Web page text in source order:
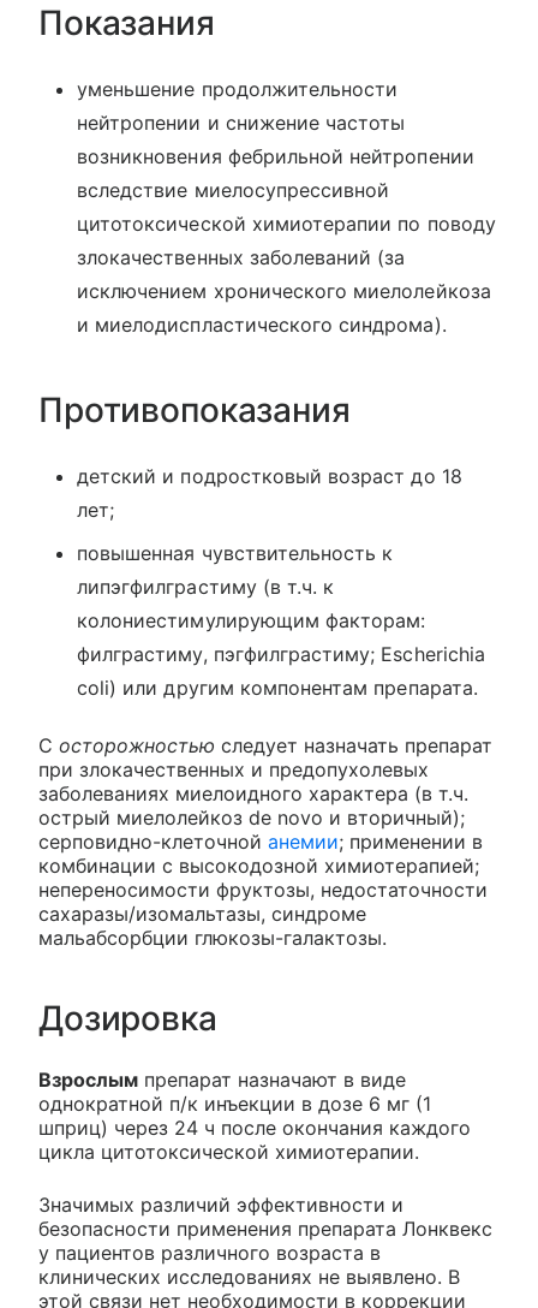
Показания
уменьшение продолжительности
нейтропении и снижение частоты
возникновения фебрильной нейтропении
вследствие миелосупрессивной
цитотоксической химиотерапии по поводу
злокачественных заболеваний (за
исключением хронического миелолейкоза
и миелодиспластического синдрома).
Противопоказания
детский и подростковый возраст до 18
лет;
повышенная чувствительность к
липэгфилграстиму (в т.ч. к
колониестимулирующим факторам:
филграстиму, пэгфилграстиму; Escherichia
coli) или другим компонентам препарата.
С осторожностью следует назначать препарат
при злокачественных и предопухолевых
заболеваниях миелоидного характера (в т.ч.
острый миелолейкоз de novo и вторичный);
серповидно-клеточной анемии; применении в
комбинации с высокодозной химиотерапией;
непереносимости фруктозы, недостаточности
сахаразы/изомальтазы, синдроме
мальабсорбции глюкозы-галактозы.
Дозировка
Взрослым препарат назначают в виде
однократной п/к инъекции в дозе 6 мг (1
шприц) через 24 ч после окончания каждого
цикла цитотоксической химиотерапии.
Значимых различий эффективности и
безопасности применения препарата Лонквекс
у пациентов различного возраста в
клинических исследованиях не выявлено. В
этой связи нет необходимости в коррекции